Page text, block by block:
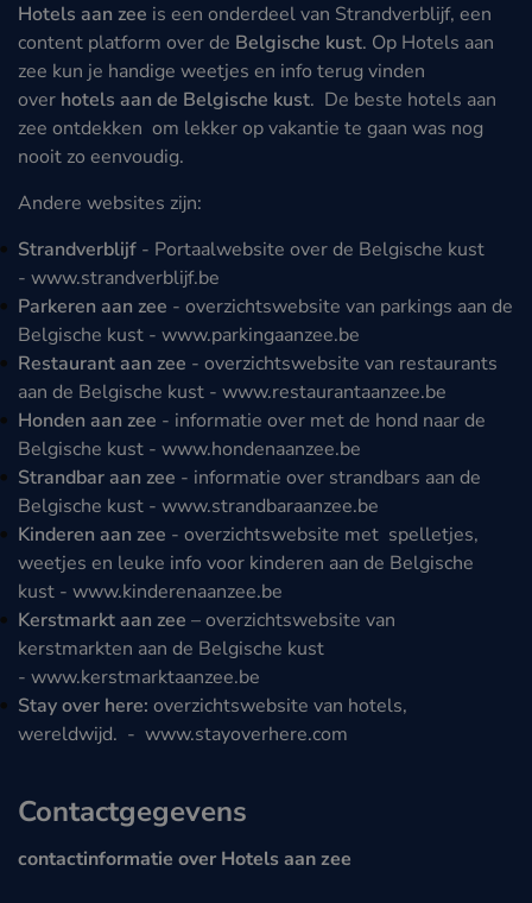
Hotels aan zee is een onderdeel van Strandverblijf, een
content platform over de Belgische kust. Op Hotels aan
zee kun je handige weetjes en info terug vinden
over hotels aan de Belgische kust. De beste hotels aan
zee ontdekken om lekker op vakantie te gaan was nog
nooit zo eenvoudig.
Andere websites zijn:
Strandverblijf - Portaalwebsite over de Belgische kust
- www.strandverblijf.be
Parkeren aan zee - overzichtswebsite van parkings aan de
Belgische kust - www.parkingaanzee.be
Restaurant aan zee - overzichtswebsite van restaurants
aan de Belgische kust - www.restaurantaanzee.be
Honden aan zee - informatie over met de hond naar de
Belgische kust - www.hondenaanzee.be
Strandbar aan zee - informatie over strandbars aan de
Belgische kust - www.strandbaraanzee.be
Kinderen aan zee - overzichtswebsite met spelletjes,
weetjes en leuke info voor kinderen aan de Belgische
kust - www.kinderenaanzee.be
Kerstmarkt aan zee – overzichtswebsite van
kerstmarkten aan de Belgische kust
- www.kerstmarktaanzee.be
Stay over here: overzichtswebsite van hotels,
wereldwijd. - www.stayoverhere.com
Contactgegevens
contactinformatie over Hotels aan zee